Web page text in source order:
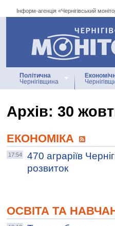
Інформ-агенція «Чернігівський
Інформ-агенція
«Чернігівський
Політична
Чернігівщина
Архiв: 30
ЕКОНОМІКА
17:54
470 аграріїв
розвиток
ОСВІТА ТА